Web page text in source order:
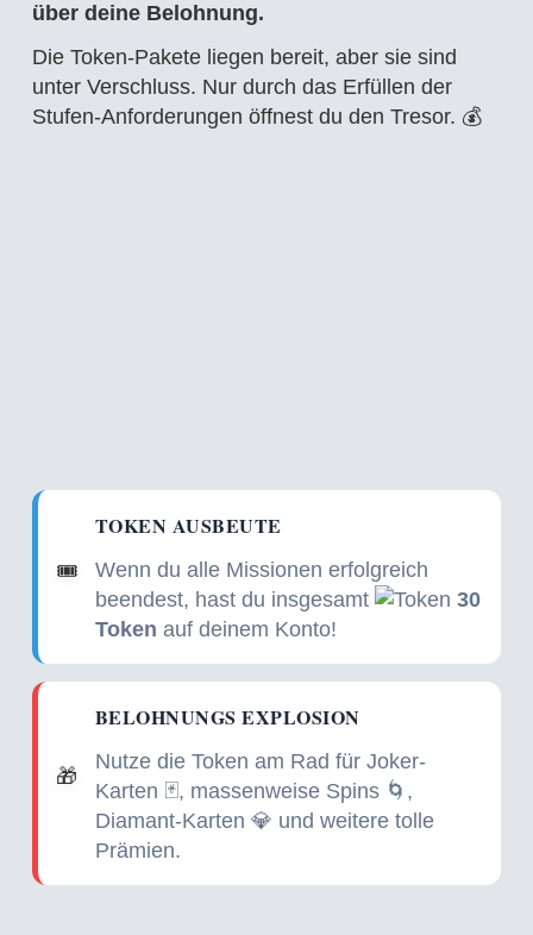
über deine Belohnung.
Die Token-Pakete liegen bereit, aber sie sind
unter Verschluss. Nur durch das Erfüllen der
Stufen-Anforderungen öffnest du den Tresor. 💰
🎟️
TOKEN AUSBEUTE
Wenn du alle Missionen erfolgreich
beendest, hast du insgesamt
30
Token auf deinem Konto!
🎁
BELOHNUNGS EXPLOSION
Nutze die Token am Rad für Joker-
Karten 🃏, massenweise Spins 🌀,
Diamant-Karten 💎 und weitere tolle
Prämien.